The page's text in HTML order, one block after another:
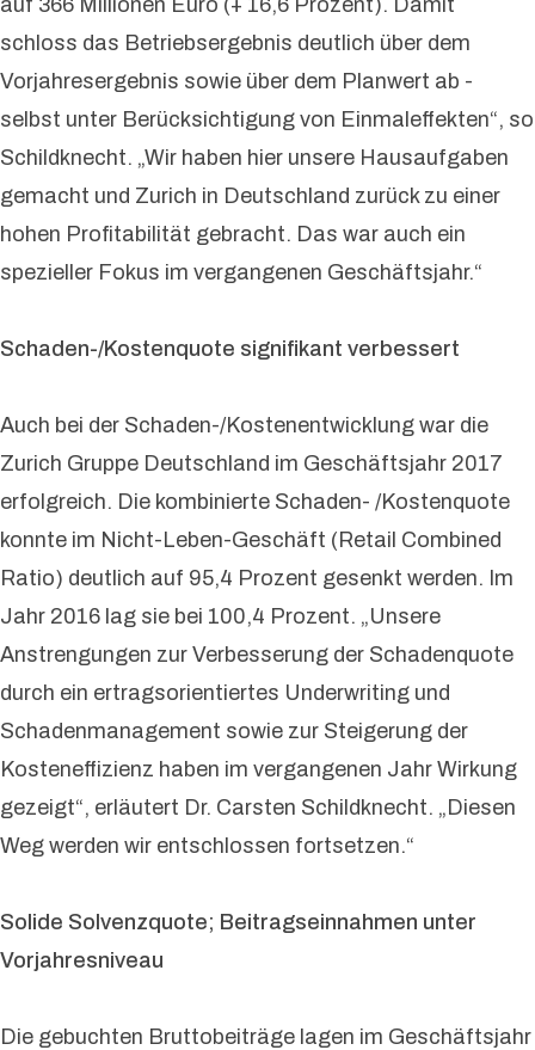
schloss das Betriebsergebnis deutlich über dem
Vorjahresergebnis sowie über dem Planwert ab -
selbst unter Berücksichtigung von Einmaleffekten“, so
Schildknecht. „Wir haben hier unsere Hausaufgaben
gemacht und Zurich in Deutschland zurück zu einer
hohen Profitabilität gebracht. Das war auch ein
spezieller Fokus im vergangenen Geschäftsjahr.“
Schaden-/Kostenquote signifikant verbessert
Auch bei der Schaden-/Kostenentwicklung war die
Zurich Gruppe Deutschland im Geschäftsjahr 2017
erfolgreich. Die kombinierte Schaden- /Kostenquote
konnte im Nicht-Leben-Geschäft (Retail Combined
Ratio) deutlich auf 95,4 Prozent gesenkt werden. Im
Jahr 2016 lag sie bei 100,4 Prozent. „Unsere
Anstrengungen zur Verbesserung der Schadenquote
durch ein ertragsorientiertes Underwriting und
Schadenmanagement sowie zur Steigerung der
Kosteneffizienz haben im vergangenen Jahr Wirkung
gezeigt“, erläutert Dr. Carsten Schildknecht. „Diesen
Weg werden wir entschlossen fortsetzen.“
Solide Solvenzquote; Beitragseinnahmen unter
Vorjahresniveau
Die gebuchten Bruttobeiträge lagen im Geschäftsjahr